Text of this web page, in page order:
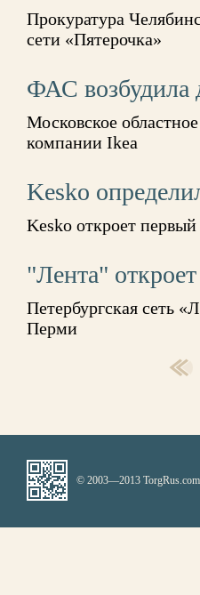
Прокуратура
сети «Пятерочка»
ФАС возбудила
Московское
компании Ikea
Kesko
Kesko откроет
"Лента"
Петербургская сеть
Перми
© 2003—2013 TorgRus.com